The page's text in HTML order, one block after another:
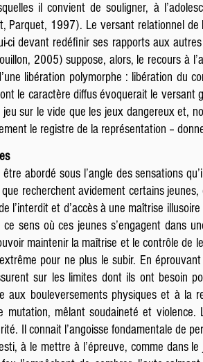
il convient de souligner, à
Parquet, 1997). Le versant relationnel de
ci devant redéfinir ses rapports aux
2005) suppose, alors, le recours à
libération polymorphe : libération du
le caractère diffus évoquerait le
sur le vide que les jeux dangereux et,
le registre de la représentation –
abordé sous l’angle des sensations
recherchent avidement certains
l’interdit et d’accès à une maîtrise
sens où ces jeunes s’engagent dans
maintenir la maîtrise et le contrôle
pour ne plus le subir. En
sur les limites dont ils ont besoin
aux bouleversements physiques et à la
mutation, mêlant soudaineté et
Il connait l’angoisse fondamentale de
à le mettre à l’épreuve, comme dans